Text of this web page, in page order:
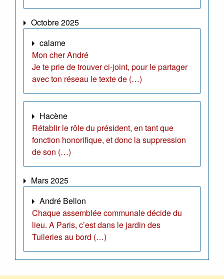
Octobre 2025
calame
Mon cher André
Je te prie de trouver ci-joint, pour le partager
avec ton réseau le texte de (…)
Hacène
Rétablir le rôle du président, en tant que
fonction honorifique, et donc la suppression
de son (…)
Mars 2025
André Bellon
Chaque assemblée communale décide du
lieu. A Paris, c’est dans le jardin des
Tuileries au bord (…)